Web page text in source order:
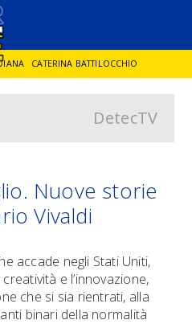
CATERINA BATTILOCCHIO
GIANCARLO DE CATALDO
DetecTV
Nuove storie
Vivaldi
accade negli Stati Uniti,
e l’innovazione,
che si sia rientrati, alla
binari della normalità